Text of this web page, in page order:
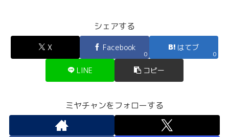
シェアする
X Facebook
0
はてブ
0
LINE コピー
ミヤチャンをフォローする